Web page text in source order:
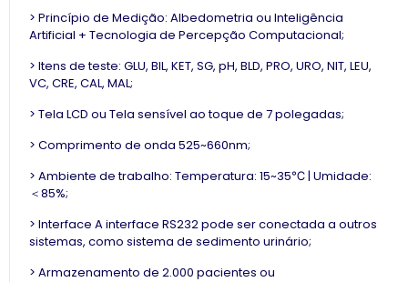
> Princípio de Medição: Albedometria ou Inteligência
Artificial + Tecnologia de Percepção Computacional;
> Itens de teste: GLU, BIL, KET, SG, pH, BLD, PRO, URO, NIT, LEU,
VC, CRE, CAL, MAL;
> Tela LCD ou Tela sensível ao toque de 7 polegadas;
> Comprimento de onda 525~660nm;
> Ambiente de trabalho: Temperatura: 15~35℃ | Umidade:
＜85%;
> Interface A interface RS232 pode ser conectada a outros
sistemas, como sistema de sedimento urinário;
> Armazenamento de 2.000 pacientes ou